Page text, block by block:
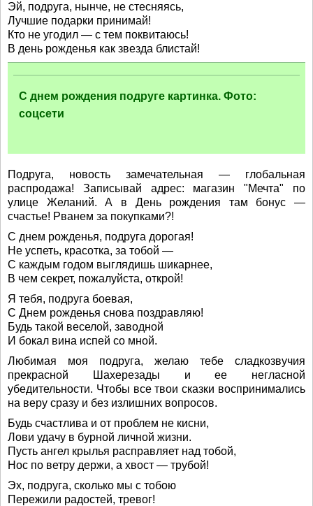
Эй, подруга, нынче, не стесняясь,
Лучшие подарки принимай!
Кто не угодил — с тем поквитаюсь!
В день рожденья как звезда блистай!
С днем рождения подруге картинка. Фото:
соцсети
Подруга, новость замечательная — глобальная
распродажа! Записывай адрес: магазин "Мечта" по
улице Желаний. А в День рождения там бонус —
счастье! Рванем за покупками?!
С днем рожденья, подруга дорогая!
Не успеть, красотка, за тобой —
С каждым годом выглядишь шикарнее,
В чем секрет, пожалуйста, открой!
Я тебя, подруга боевая,
С Днем рожденья снова поздравляю!
Будь такой веселой, заводной
И бокал вина испей со мной.
Любимая моя подруга, желаю тебе сладкозвучия
прекрасной Шахерезады и ее негласной
убедительности. Чтобы все твои сказки воспринимались
на веру сразу и без излишних вопросов.
Будь счастлива и от проблем не кисни,
Лови удачу в бурной личной жизни.
Пусть ангел крылья расправляет над тобой,
Нос по ветру держи, а хвост — трубой!
Эх, подруга, сколько мы с тобою
Пережили радостей, тревог!